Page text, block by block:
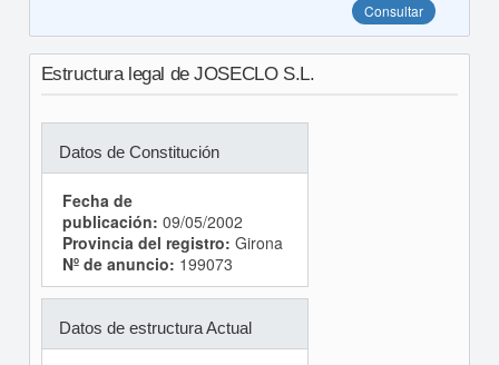
Consultar
Estructura legal de JOSECLO S.L.
Datos de Constitución
Fecha de
publicación: 09/05/2002
Provincia del registro: Girona
Nº de anuncio: 199073
Datos de estructura Actual